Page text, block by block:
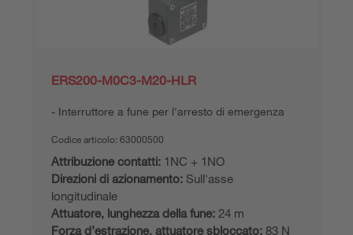
ERS200-M0C3-M20-HLR
Interruttore a fune per l'arresto di emergenza
Codice articolo: 63000500
Attribuzione contatti: 1NC + 1NO
Direzioni di azionamento: Sull'asse
longitudinale
Attuatore, lunghezza della fune: 24 m
Forza d’estrazione, attuatore sbloccato: 83 N